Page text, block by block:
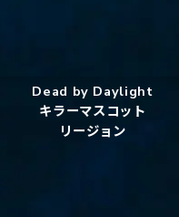
Dead by Daylight
キラーマスコット
リージョン